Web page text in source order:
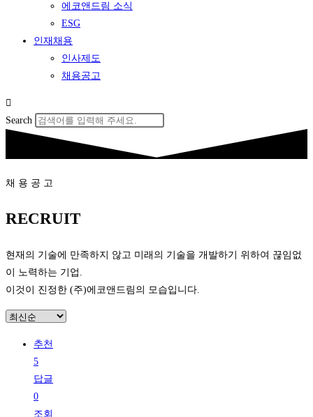
에코앤드림 소식
ESG
인재채용
인사제도
채용공고
Search
채 용 공 고
RECRUIT
현재의 기술에 만족하지 않고 미래의 기술을 개발하기 위하여 끊임없
이 노력하는 기업.
이것이 진정한 (주)에코앤드림의 모습입니다.
추천
5
답글
0
조회